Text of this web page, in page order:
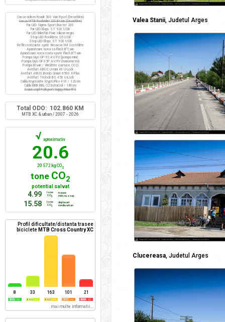
Valea Stanii, Judetul Arges
Clucereasa, Judetul Arges
Casca ciclism Roadr 500 Van Rysel (Decathlon)
Casca MTB Rockrider SIX Btwin (Decathlon)
Far LED Sigma Sport Buster 200
Far LED Elops ST 920 USB
Far LED BikeFun Pixie silicon negru
Stop LED Rockbros Q5 USB
Stop LED Elops ST 920 USB
Reflectorizante spite Wowow 3M Scotchlite
Aparatoare noroi sa Flash B'Twin
Aparatoare noroi roata spate Flash B'Twin
Pompa Giyo GP-92 AV/FV (pompa mini)
Pompa Giyo GF-35P AV/FV (manometru)
Pompa Btwin / Weldtite (cartuse CO2)
Antifurt ABUS U-mini 40 U-Lock
Antifurt ABUS Bordo Granit 6500 X-Plus
Antifurt Trelock BS 450 U-Lock
Cablu Kryptonite KryptoFlex 410 / 120cm
Cablu BBB BBL-22 ExtraCoil / 180cm
Scaun copil Polisport Guppy Maxi FFS
Total ODO: 102.860 KM
MTB XC & urban / 2007 - 2026
√ aproximativ
20.6
20 572 kg CO2
tone CO2
potential salvat
4.99
tone
CO2
trasee
mtb/xc + ssp
15.58
tone
CO2
deplasari
mediu urban
Profil dificultate/distanta trasee
biciclete MTB Cross Country XC
8 33 163 101 21
mai multe informatii...